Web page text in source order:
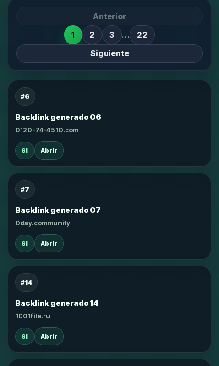
Anterior
1
2 3 …
22
Siguiente
#6
Backlink generado 06
0120-74-4510.com
SI Abrir
#7
Backlink generado 07
0day.community
SI Abrir
#14
Backlink generado 14
1001file.ru
SI Abrir